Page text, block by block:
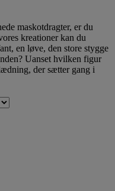
maskotdragter, er du
kreationer kan du
en løve, den store stygge
Uanset hvilken figur
der sætter gang i